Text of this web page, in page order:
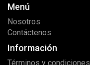
Menú
Nosotros
Contáctenos
Información
Términos y condiciones